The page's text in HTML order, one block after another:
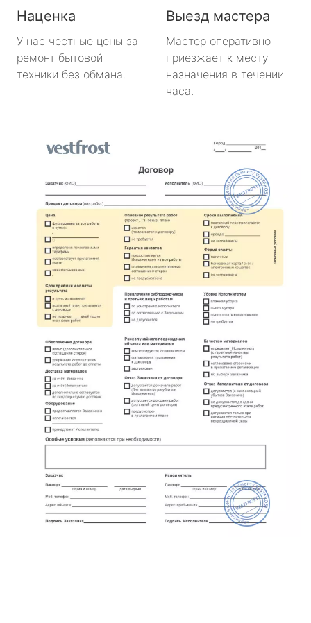
Наценка
У нас честные цены за
ремонт бытовой
техники без обмана.
Выезд мастера
Мастер оперативно
приезжает к месту
назначения в течении
часа.